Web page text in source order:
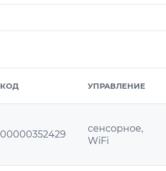
КОД УПРАВЛЕНИЕ
00000352429
сенсорное,
WiFi